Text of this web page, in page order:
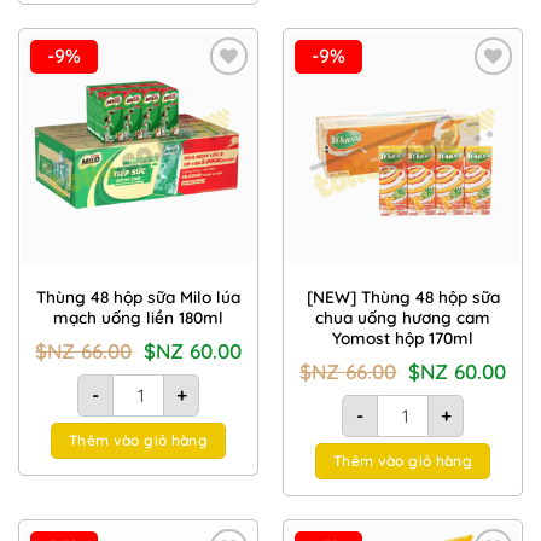
-9%
Add to
Wishlist
Thùng 48 hộp sữa Milo lúa
mạch uống liền 180ml
$NZ66.00 Giá
gốc
là:
$NZ
66.00.
$NZ 60.00Giá
hiện
-
Thùng 48 hộp sữa Milo lúa mạch uống liền 180ml số lượng
+
Thêm vào giỏ hàng
-9%
Wishlist
[NEW] Thùng 48 hộp sữa
chua uống hương cam
Yomost hộp 170ml
$NZ66.00 Giá
gốc
là:
$NZ
66.00.
$NZ 60.00Giá
hiện
-
[NEW] Thùng 48 hộp
+
Thêm vào giỏ hàng